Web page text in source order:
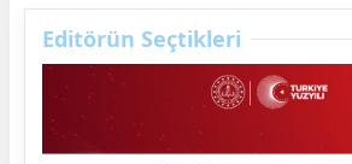
Editörün Seçtikleri